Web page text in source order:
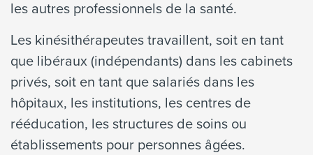
les autres professionnels de la santé.
Les kinésithérapeutes travaillent, soit en tant
que libéraux (indépendants) dans les cabinets
privés, soit en tant que salariés dans les
hôpitaux, les institutions, les centres de
rééducation, les structures de soins ou
établissements pour personnes âgées.